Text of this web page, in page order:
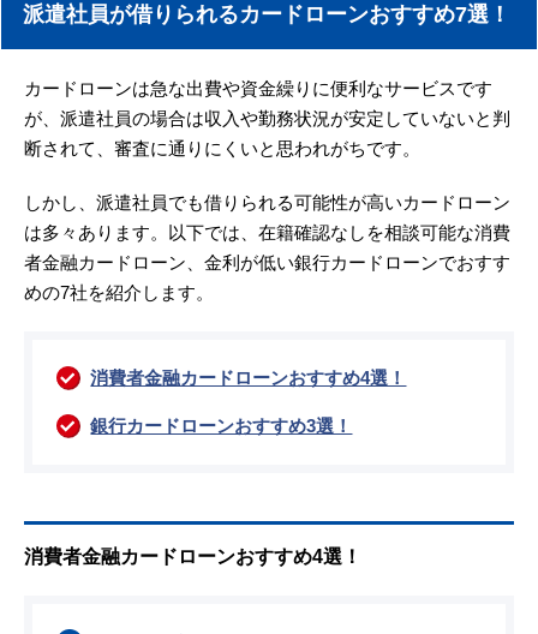
派遣社員が借りられるカードローンおすすめ7選！
カードローンは急な出費や資金繰りに便利なサービスです
が、派遣社員の場合は収入や勤務状況が安定していないと判
断されて、審査に通りにくいと思われがちです。
しかし、派遣社員でも借りられる可能性が高いカードローン
は多々あります。以下では、在籍確認なしを相談可能な消費
者金融カードローン、金利が低い銀行カードローンでおすす
めの7社を紹介します。
消費者金融カードローンおすすめ4選！
銀行カードローンおすすめ3選！
消費者金融カードローンおすすめ4選！